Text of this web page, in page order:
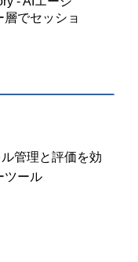
管理と評価を効
ツール